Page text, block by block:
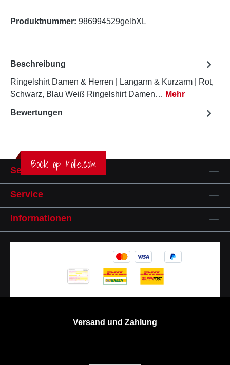
Produktnummer: 986994529gelbXL
Beschreibung
Ringelshirt Damen & Herren | Langarm & Kurzarm | Rot,
Schwarz, Blau Weiß Ringelshirt Damen… Mehr
Bewertungen
Bock op Kölle.com
Service-Hotline
Service
Informationen
Versand und Zahlung